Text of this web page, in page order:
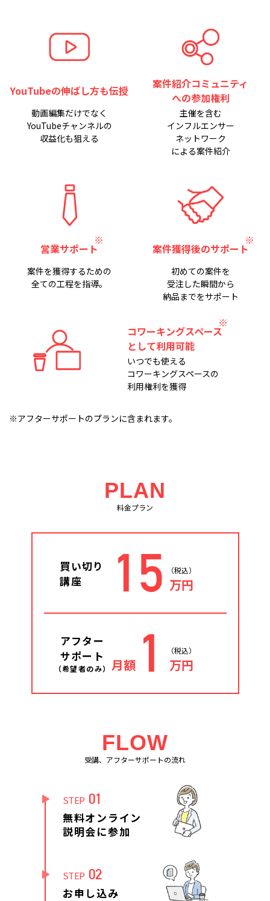
YouTubeの伸ばし方も伝授
動画編集だけでなく
YouTubeチャンネルの
収益化も狙える
案件紹介コミュニティ
への参加権利
主催を含む
インフルエンサー
ネットワーク
による案件紹介
営業サポート
案件を獲得するための
全ての工程を指導。
案件獲得後のサポート
初めての案件を
受注した瞬間から
納品までをサポート
コワーキングスペース
として利用可能
いつでも使える
コワーキングスペースの
利用権利を獲得
※アフターサポートのプランに含まれます。
PLAN
料金プラン
買い切り
講座
15 （税込）
万円
アフター
サポート
（希望者のみ） 月額 1 （税込）
万円
FLOW
受講、アフターサポートの流れ
STEP 01
無料オンライン
説明会に参加
STEP 02
お申し込み